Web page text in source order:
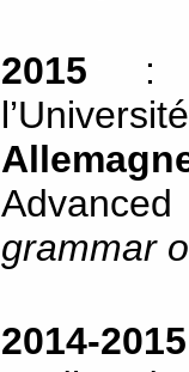
2015
grammar
2014-